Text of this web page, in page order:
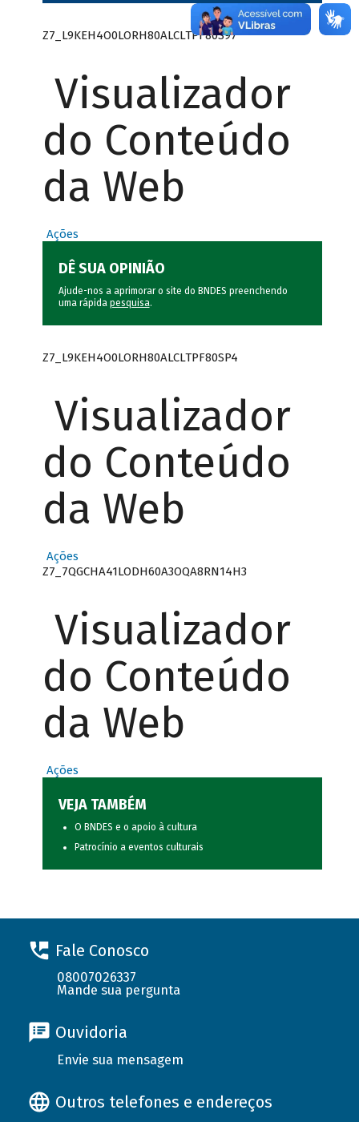
Z7_L9KEH4O0LORH80ALCLTPF80S97
Visualizador
do Conteúdo
da Web
Ações
DÊ SUA OPINIÃO
Ajude-nos a aprimorar o site do BNDES preenchendo
uma rápida pesquisa.
Z7_L9KEH4O0LORH80ALCLTPF80SP4
Visualizador
do Conteúdo
da Web
Ações
Z7_7QGCHA41LODH60A3OQA8RN14H3
Visualizador
do Conteúdo
da Web
Ações
VEJA TAMBÉM
O BNDES e o apoio à cultura
Patrocínio a eventos culturais
Fale Conosco
08007026337
Mande sua pergunta
Ouvidoria
Envie sua mensagem
Outros telefones e endereços